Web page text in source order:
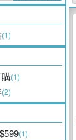
(1)
(1)
(2)
(1)